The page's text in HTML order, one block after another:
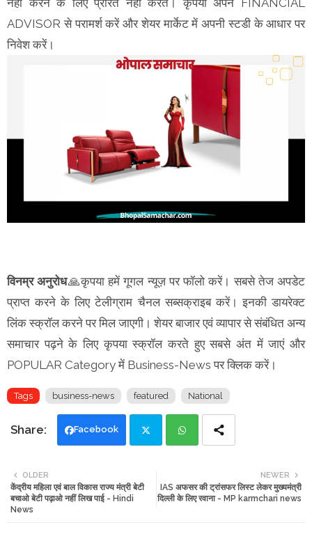
नहीं करने के लिए प्रेरित नहीं करते। कृपया अपने FINANCIAL
ADVISOR से परामर्श करें और शेयर मार्केट में अपनी स्टडी के आधार पर
निवेश करें।
विनम्र अनुरोध🙏कृपया हमें गूगल न्यूज़ पर फॉलो करें। सबसे तेज अपडेट
प्राप्त करने के लिए टेलीग्राम चैनल सब्सक्राइब करें। इनकी डायरेक्ट
लिंक स्क्रॉल करने पर मिल जाएगी। शेयर बाजार एवं व्यापार से संबंधित अन्य
समाचार पढ़ने के लिए कृपया स्क्रॉल करते हुए सबसे अंत में जाएं और
POPULAR Category में Business-News पर क्लिक करें।
Tags business-news featured National
Facebook
tte ats
NEWER
IAS अफसर की ट्रांसफर लिस्ट लेकर मुख्यमंत्री
दिल्ली के लिए रवाना - MP karmchari news
OLDER
केंद्रीय महिला एवं बाल विकास राज्य मंत्री बेटी
बचाओ बेटी पढ़ाओ नहीं लिख पाई - Hindi
News